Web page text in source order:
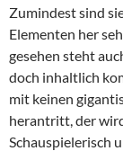
Zumindest sind
Elementen her
gesehen steht
doch inhaltlich
mit keinen
herantritt, der
Schauspielerisch